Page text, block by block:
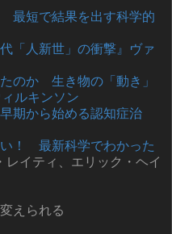
最短で結果を出す科学的
「人新世」の衝撃』ヴァ
のか 生き物の「動き」
ルキンソン
期から始める認知症治
！ 最新科学でわかった
レイティ、エリック・ヘイ
えられる